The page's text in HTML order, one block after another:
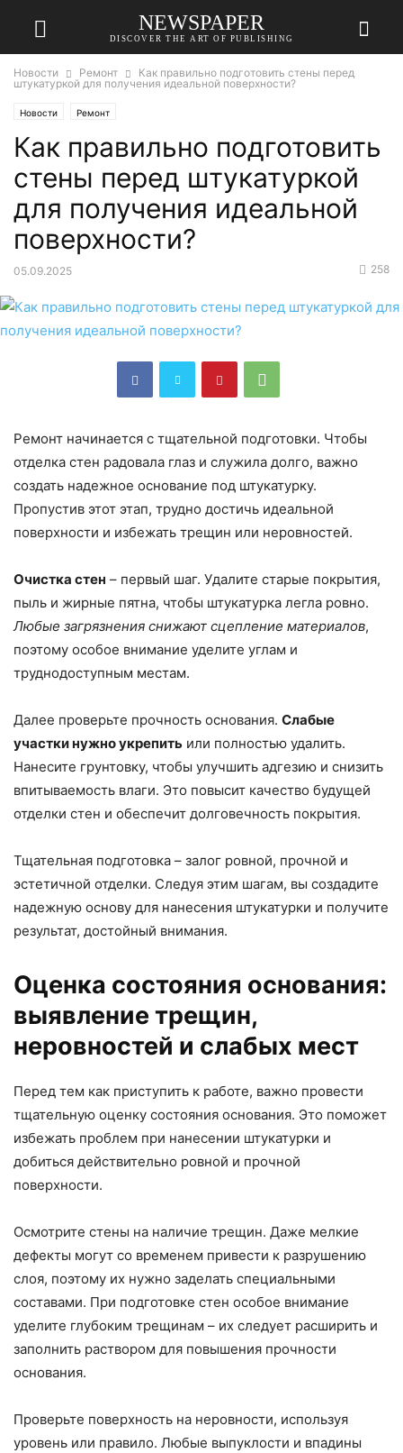
NEWSPAPER
DISCOVER THE ART OF PUBLISHING
Новости Ремонт
Как правильно подготовить стены перед
штукатуркой для получения идеальной поверхности?
Новости Ремонт
Как правильно подготовить
стены перед штукатуркой
для получения идеальной
поверхности?
05.09.2025 258
Ремонт начинается с тщательной подготовки. Чтобы
отделка стен радовала глаз и служила долго, важно
создать надежное основание под штукатурку.
Пропустив этот этап, трудно достичь идеальной
поверхности и избежать трещин или неровностей.
Очистка стен – первый шаг. Удалите старые покрытия,
пыль и жирные пятна, чтобы штукатурка легла ровно.
Любые загрязнения снижают сцепление материалов,
поэтому особое внимание уделите углам и
труднодоступным местам.
Далее проверьте прочность основания. Слабые
участки нужно укрепить или полностью удалить.
Нанесите грунтовку, чтобы улучшить адгезию и снизить
впитываемость влаги. Это повысит качество будущей
отделки стен и обеспечит долговечность покрытия.
Тщательная подготовка – залог ровной, прочной и
эстетичной отделки. Следуя этим шагам, вы создадите
надежную основу для нанесения штукатурки и получите
результат, достойный внимания.
Оценка состояния основания:
выявление трещин,
неровностей и слабых мест
Перед тем как приступить к работе, важно провести
тщательную оценку состояния основания. Это поможет
избежать проблем при нанесении штукатурки и
добиться действительно ровной и прочной
поверхности.
Осмотрите стены на наличие трещин. Даже мелкие
дефекты могут со временем привести к разрушению
слоя, поэтому их нужно заделать специальными
составами. При подготовке стен особое внимание
уделите глубоким трещинам – их следует расширить и
заполнить раствором для повышения прочности
основания.
Проверьте поверхность на неровности, используя
уровень или правило. Любые выпуклости и впадины